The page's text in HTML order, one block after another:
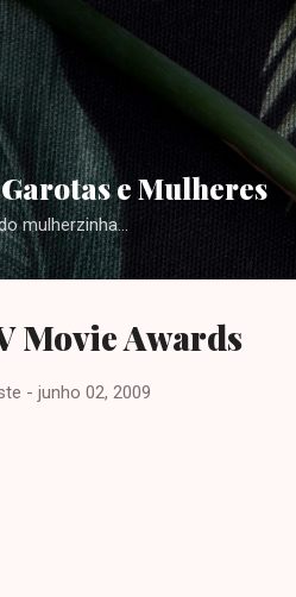
e Mulheres
mulherzinha...
Movie Awards
- junho 02, 2009